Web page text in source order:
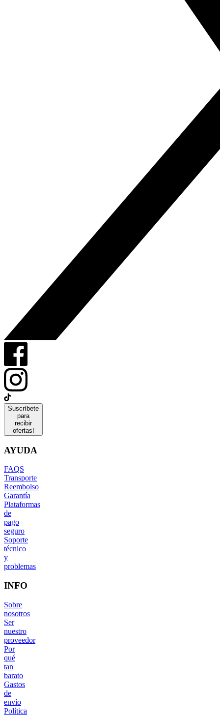
Suscríbete
para
recibir
ofertas!
AYUDA
FAQS
Transporte
Reembolso
Garantía
Plataformas
de
pago
seguro
Soporte
técnico
y
problemas
INFO
Sobre
nosotros
Ser
nuestro
proveedor
Por
qué
tan
barato
Gastos
de
envío
Política